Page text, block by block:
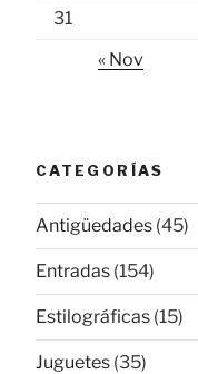
31
« Nov
CATEGORÍAS
Antigüedades (45)
Entradas (154)
Estilográficas (15)
Juguetes (35)